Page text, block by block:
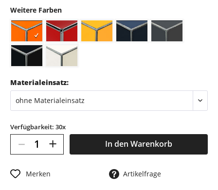
Weitere Farben
Materialeinsatz:
Verfügbarkeit: 30x
– + In den Warenkorb
Merken Artikelfrage